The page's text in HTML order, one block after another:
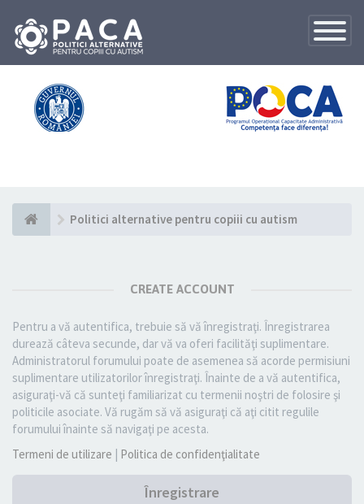
Toggle
Politici alternative pentru copiii cu autism
CREATE ACCOUNT
Pentru a vă autentifica, trebuie să vă înregistraţi. Înregistrarea
durează câteva secunde, dar vă va oferi facilităţi suplimentare.
Administratorul forumului poate de asemenea să acorde permisiuni
suplimentare utilizatorilor înregistraţi. Înainte de a vă autentifica,
asiguraţi-vă că sunteţi familiarizat cu termenii noştri de folosire şi
politicile asociate. Vă rugăm să vă asiguraţi că aţi citit regulile
forumului înainte să navigaţi pe acesta.
Termeni de utilizare | Politica de confidenţialitate
Înregistrare